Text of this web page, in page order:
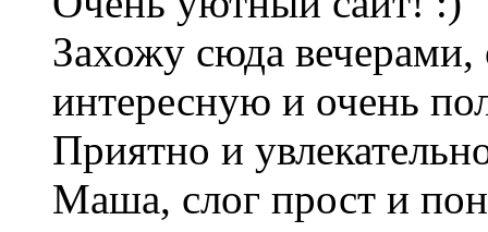
Захожу сюда
интересную и очень
Приятно и
Маша, слог прост и